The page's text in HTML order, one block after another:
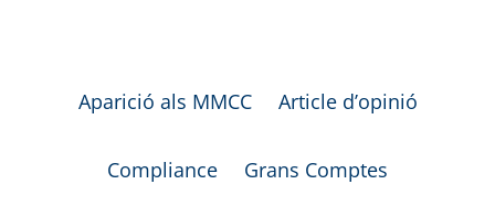
Aparició als MMCC Article d’opinió
Compliance Grans Comptes